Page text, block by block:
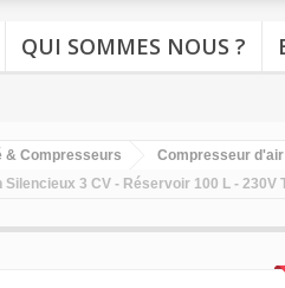
QUI SOMMES NOUS ?
& Compresseurs Compresseur d'air
3 CV - Réservoir 100 L -